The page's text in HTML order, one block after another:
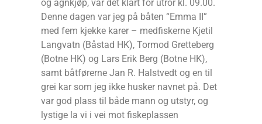
og agnkjøp, var det klart for utror kl. 09.00.
Denne dagen var jeg på båten “Emma II”
med fem kjekke karer – medfiskerne Kjetil
Langvatn (Båstad HK), Tormod Gretteberg
(Botne HK) og Lars Erik Berg (Botne HK),
samt båtførerne Jan R. Halstvedt og en til
grei kar som jeg ikke husker navnet på. Det
var god plass til både mann og utstyr, og
lystige la vi i vei mot fiskeplassen